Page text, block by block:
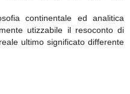
continentale ed analitica
utizzabile il resoconto di
ultimo significato differente